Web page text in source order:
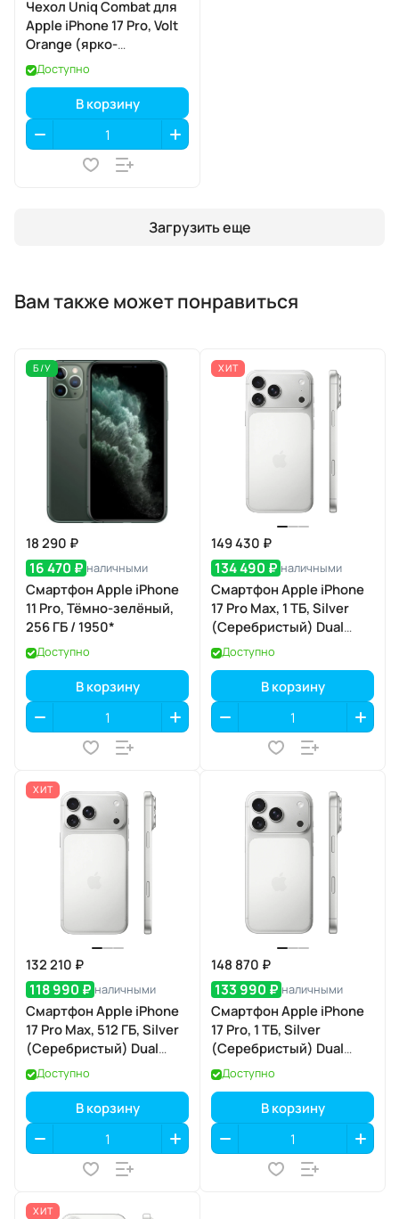
Чехол Uniq Combat для
Apple iPhone 17 Pro, Volt
Orange (ярко-
оранжевый), MagSafe
Доступно
В корзину
Загрузить еще
Вам также может понравиться
Б/У
18 290 ₽
16 470 ₽ наличными
Смартфон Apple iPhone
11 Pro, Тёмно-зелёный,
256 ГБ / 1950*
Доступно
В корзину
ХИТ
149 430 ₽
134 490 ₽ наличными
Смартфон Apple iPhone
17 Pro Max, 1 ТБ, Silver
(Серебристый) Dual
eSIM
Доступно
В корзину
ХИТ
132 210 ₽
118 990 ₽ наличными
Смартфон Apple iPhone
17 Pro Max, 512 ГБ, Silver
(Серебристый) Dual
eSIM
Доступно
В корзину
148 870 ₽
133 990 ₽ наличными
Смартфон Apple iPhone
17 Pro, 1 ТБ, Silver
(Серебристый) Dual
eSIM
Доступно
В корзину
ХИТ